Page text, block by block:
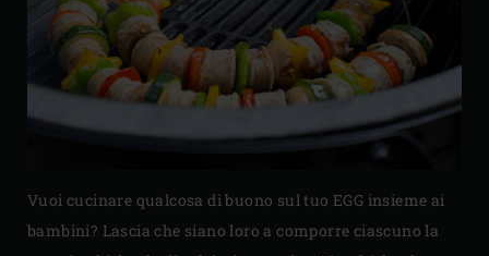
Vuoi cucinare qualcosa di buono sul tuo EGG insieme ai
bambini? Lascia che siano loro a comporre ciascuno la